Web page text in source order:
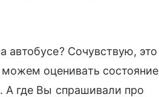
автобусе? Сочувствую, это
оценивать состояние
А где Вы спрашивали про